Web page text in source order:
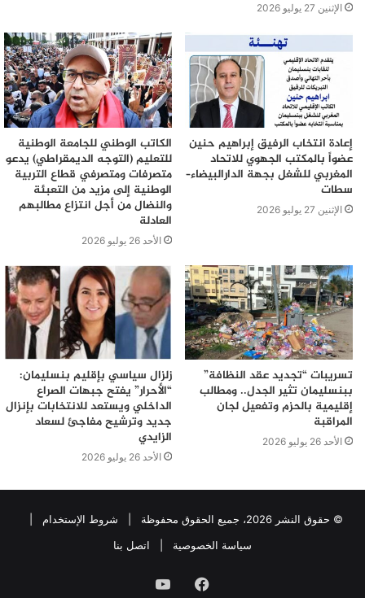
الإثنين 27 يوليو 2026
إعادة انتخاب الرفيق إبراهيم حنين
عضواً بالمكتب الجهوي للاتحاد
المغربي للشغل بجهة الدارالبيضاء–
سطات
الإثنين 27 يوليو 2026
الكاتب الوطني للجامعة الوطنية
للتعليم (التوجه الديمقراطي) يدعو
متصرفات ومتصرفي قطاع التربية
الوطنية إلى مزيد من التعبئة
والنضال من أجل انتزاع مطالبهم
العادلة
الأحد 26 يوليو 2026
تسريبات “تجديد عقد النظافة”
ببنسليمان تثير الجدل.. ومطالب
إقليمية بالحزم وتفعيل لجان
المراقبة
الأحد 26 يوليو 2026
زلزال سياسي بإقليم بنسليمان:
“الأحرار” يفتح جبهات الصراع
الداخلي ويستعد للانتخابات بإنزال
جديد وترشيح مفاجئ لسعاد
الزايدي
الأحد 26 يوليو 2026
© حقوق النشر 2026، جميع الحقوق محفوظة | شروط الإستخدام
سياسة الخصوصية
اتصل بنا
فيسبوكيوتيوب